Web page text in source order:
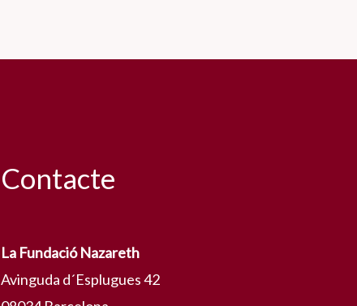
Contacte
La Fundació Nazareth
Avinguda d´Esplugues 42